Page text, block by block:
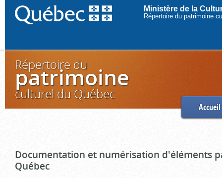
Ministère de la
Répertoire du patrimoine
Répertoire du
patrimoine
culturel du Québec
Accueil
Documentation et numérisation d'éléments
Québec